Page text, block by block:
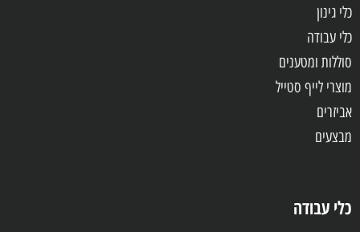
כלי גינון
כלי עבודה
סוללות ומטענים
מוצרי לייף סטייל
אביזרים
מבצעים
כלי עבודה